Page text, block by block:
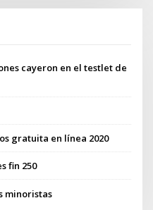
cayeron en el testlet de
gratuita en línea 2020
fin 250
minoristas